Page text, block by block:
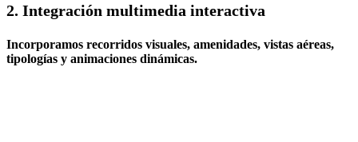
2. Integración multimedia interactiva
Incorporamos recorridos visuales, amenidades, vistas aéreas,
tipologías y animaciones dinámicas.​